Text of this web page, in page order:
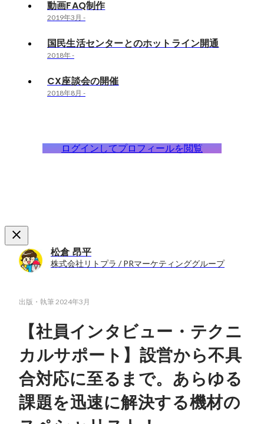
動画FAQ制作
2019年3月 -
国民生活センターとのホットライン開通
2018年-
CX座談会の開催
2018年8月 -
ログインしてプロフィールを閲覧
松倉 昂平
株式会社リトプラ / PRマーケティンググループ
出版・執筆 2024年3月
【社員インタビュー・テクニ
カルサポート】設営から不具
合対応に至るまで。あらゆる
課題を迅速に解決する機材の